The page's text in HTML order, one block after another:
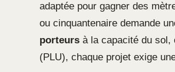
adaptée pour gagner des
ou cinquantenaire demande
porteurs à la capacité du sol,
(PLU), chaque projet exige